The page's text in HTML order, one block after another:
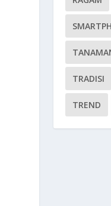
TRADISI
TREND